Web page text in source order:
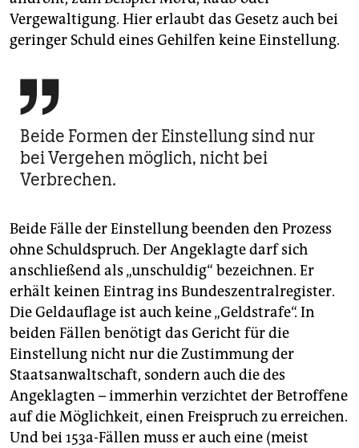
Vergewaltigung. Hier erlaubt das Gesetz auch bei
geringer Schuld eines Gehilfen keine Einstellung.

Beide Formen der Einstellung sind nur
bei Vergehen möglich, nicht bei
Verbrechen.
Beide Fälle der Einstellung beenden den Prozess
ohne Schuldspruch. Der Angeklagte darf sich
anschließend als „unschuldig“ bezeichnen. Er
erhält keinen Eintrag ins Bundeszentralregister.
Die Geldauflage ist auch keine „Geldstrafe“. In
beiden Fällen benötigt das Gericht für die
Einstellung nicht nur die Zustimmung der
Staatsanwaltschaft, sondern auch die des
Angeklagten – immerhin verzichtet der Betroffene
auf die Möglichkeit, einen Freispruch zu erreichen.
Und bei 153a-Fällen muss er auch eine (meist